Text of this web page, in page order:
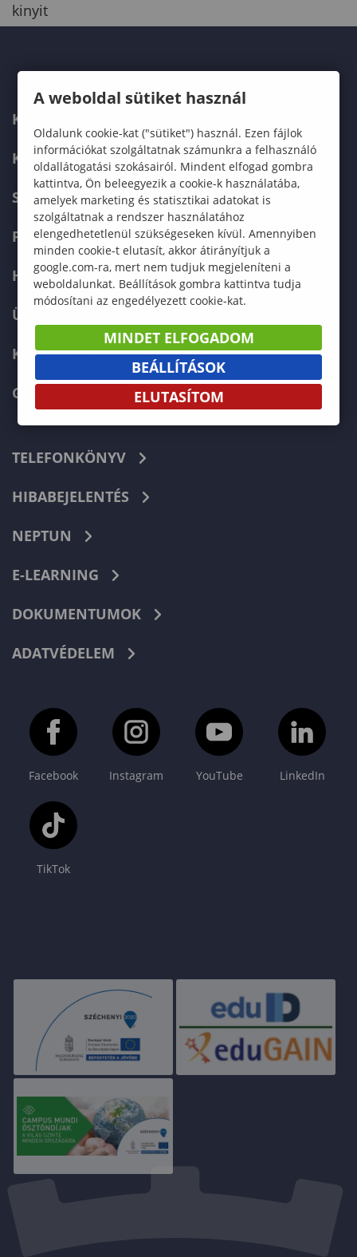
kinyit
KAPCSOLAT
KÉPZÉSKERESŐ
SZERVEZETI FELÉPÍTÉS
FELVÉTELIZŐKNEK
HALLGATÓKNAK
ÜZLETI PARTNEREKNEK
KARRIER
GREEN UNIVERSITY
TELEFONKÖNYV
HIBABEJELENTÉS
NEPTUN
E-LEARNING
DOKUMENTUMOK
ADATVÉDELEM
Facebook Instagram YouTube LinkedIn
TikTok
A weboldal sütiket használ
Oldalunk cookie-kat ("sütiket") használ. Ezen fájlok
információkat szolgáltatnak számunkra a felhasználó
oldallátogatási szokásairól. Mindent elfogad gombra
kattintva, Ön beleegyezik a cookie-k használatába,
amelyek marketing és statisztikai adatokat is
szolgáltatnak a rendszer használatához
elengedhetetlenül szükségeseken kívül. Amennyiben
minden cookie-t elutasít, akkor átirányítjuk a
google.com-ra, mert nem tudjuk megjeleníteni a
weboldalunkat. Beállítások gombra kattintva tudja
módosítani az engedélyezett cookie-kat.
MINDET ELFOGADOM
BEÁLLÍTÁSOK
ELUTASÍTOM